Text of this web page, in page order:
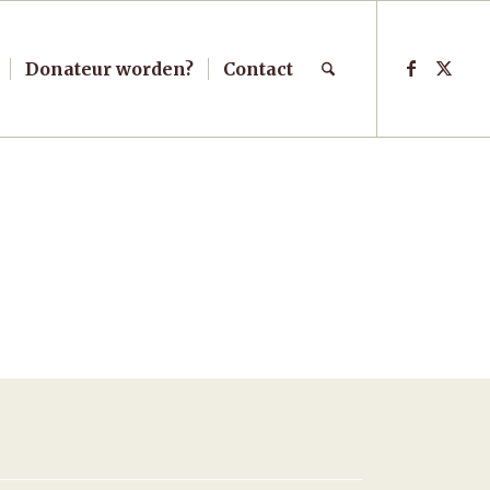
Donateur worden? Contact